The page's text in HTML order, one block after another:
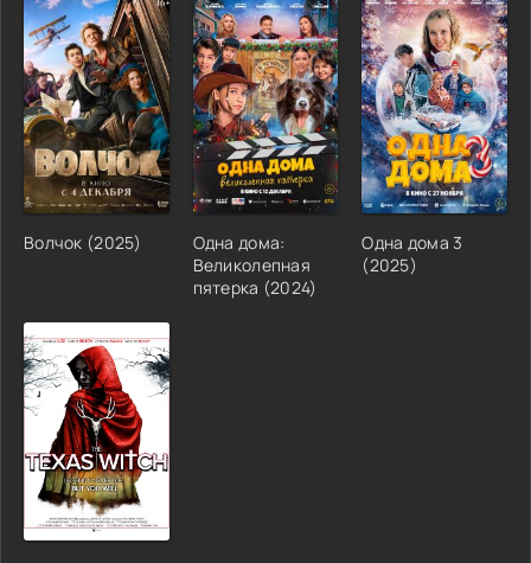
Волчок (2025)
Одна дома:
Великолепная
пятерка (2024)
Одна дома 3
(2025)